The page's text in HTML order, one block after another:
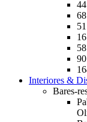
Interiores &
Bares-